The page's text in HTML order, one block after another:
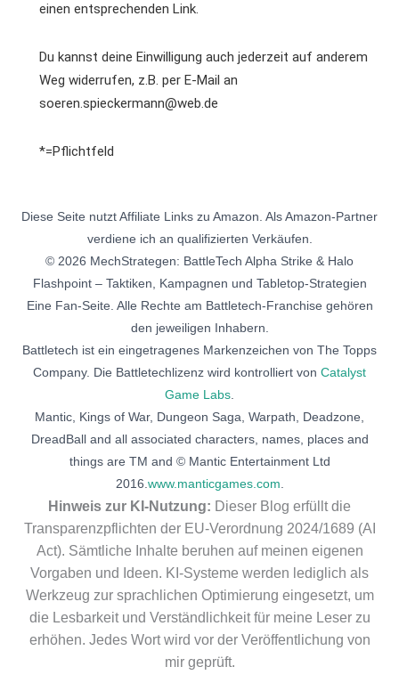
einen entsprechenden Link.
Du kannst deine Einwilligung auch jederzeit auf anderem
Weg widerrufen, z.B. per E-Mail an
soeren.spieckermann@web.de
*=Pflichtfeld
Diese Seite nutzt Affiliate Links zu Amazon. Als Amazon-Partner
verdiene ich an qualifizierten Verkäufen.
© 2026 MechStrategen: BattleTech Alpha Strike & Halo
Flashpoint – Taktiken, Kampagnen und Tabletop-Strategien
Eine Fan-Seite. Alle Rechte am Battletech-Franchise gehören
den jeweiligen Inhabern.
Battletech ist ein eingetragenes Markenzeichen von The Topps
Company. Die Battletechlizenz wird kontrolliert von Catalyst
Game Labs
Mantic, Kings of War, Dungeon Saga, Warpath, Deadzone,
DreadBall and all associated characters, names, places and
things are TM and © Mantic Entertainment Ltd
2016. www.manticgames.com
Hinweis zur KI-Nutzung: Dieser Blog erfüllt die
Transparenzpflichten der EU-Verordnung 2024/1689 (AI
Act). Sämtliche Inhalte beruhen auf meinen eigenen
Vorgaben und Ideen. KI-Systeme werden lediglich als
Werkzeug zur sprachlichen Optimierung eingesetzt, um
die Lesbarkeit und Verständlichkeit für meine Leser zu
erhöhen. Jedes Wort wird vor der Veröffentlichung von
mir geprüft.